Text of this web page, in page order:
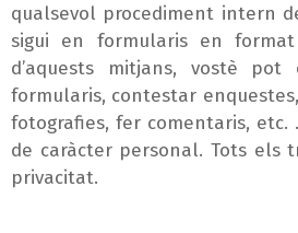
qualsevol procediment intern
sigui en formularis en
d’aquests mitjans, vostè
formularis, contestar
fotografies, fer comentaris,
de caràcter personal. Tots els
privacitat.